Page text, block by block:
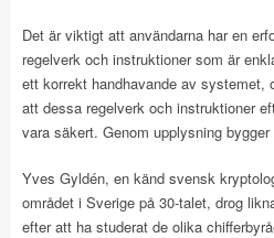
Det är viktigt att användarna har en
regelverk och instruktioner som är
ett korrekt handhavande av systemet,
att dessa regelverk och instruktioner
vara säkert. Genom upplysning
Yves Gyldén, en känd svensk
området i Sverige på 30-talet, drog
efter att ha studerat de olika